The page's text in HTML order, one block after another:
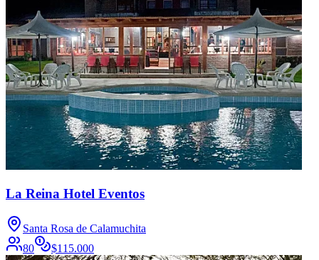
La Reina Hotel Eventos
Santa Rosa de Calamuchita
80
$115.000